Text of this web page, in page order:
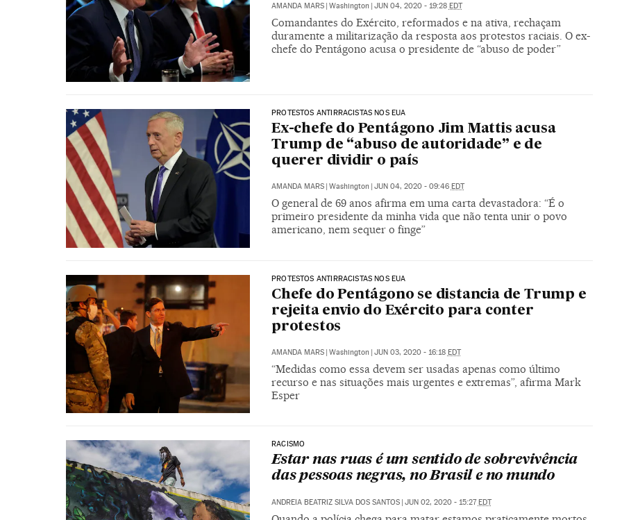
AMANDA MARS | Washington | JUN 04, 2020 - 19:28 EDT
Comandantes do Exército, reformados e na ativa, rechaçam
duramente a militarização da resposta aos protestos raciais. O ex-
chefe do Pentágono acusa o presidente de “abuso de poder”
PROTESTOS ANTIRRACISTAS NOS EUA
Ex-chefe do Pentágono Jim Mattis acusa
Trump de “abuso de autoridade” e de
querer dividir o país
AMANDA MARS Washington JUN 04, 2020 - 09:46 EDT
O general de 69 anos afirma em uma carta devastadora: “É o
primeiro presidente da minha vida que não tenta unir o povo
americano, nem sequer o finge”
PROTESTOS ANTIRRACISTAS NOS EUA
Chefe do Pentágono se distancia de Trump e
rejeita envio do Exército para conter
protestos
AMANDA MARS | Washington | JUN 03, 2020 - 16:18 EDT
“Medidas como essa devem ser usadas apenas como último
recurso e nas situações mais urgentes e extremas”, afirma Mark
Esper
RACISMO
Estar nas ruas é um sentido de sobrevivência
das pessoas negras, no Brasil e no mundo
ANDREIA BEATRIZ SILVA DOS SANTOS | JUN 02, 2020 - 15:27EDT